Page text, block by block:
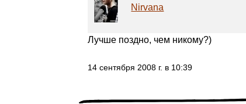
Nirvana
Лучше поздно, чем никому?)
14 сентября 2008 г. в 10:39